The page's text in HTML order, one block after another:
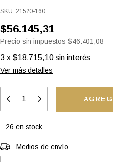
SKU: 21520-160
$56.145,31
Precio sin impuestos $46.401,08
3 x $18.715,10 sin interés
Ver más detalles
26 en stock
Entregas para el CP:
Medios de envío